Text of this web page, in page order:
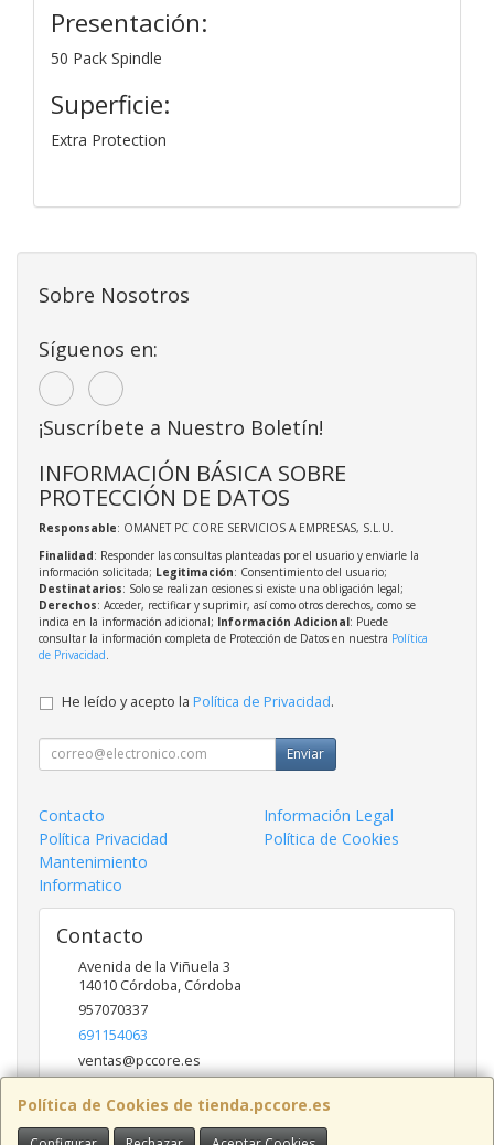
Presentación:
50 Pack Spindle
Superficie:
Extra Protection
Política de Cookies de tienda.pccore.es
Sobre Nosotros
Síguenos en:
¡Suscríbete a Nuestro Boletín!
INFORMACIÓN BÁSICA SOBRE
PROTECCIÓN DE DATOS
Responsable: OMANET PC CORE SERVICIOS A EMPRESAS, S.L.U.
Finalidad: Responder las consultas planteadas por el usuario y enviarle la
información solicitada; Legitimación: Consentimiento del usuario;
Destinatarios: Solo se realizan cesiones si existe una obligación legal;
Derechos: Acceder, rectificar y suprimir, así como otros derechos, como se
indica en la información adicional; Información Adicional: Puede
consultar la información completa de Protección de Datos en nuestra Política
de Privacidad
He leído y acepto la Política de Privacidad.
Enviar
Contacto
Información Legal
Política Privacidad
Política de Cookies
Mantenimiento
Informatico
Contacto
Avenida de la Viñuela 3
14010 Córdoba, Córdoba
957070337
691154063
ventas@pccore.es
Horario